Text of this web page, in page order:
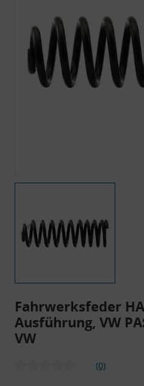
Fahrwerksfeder
Ausführung, VW
VW
(0)